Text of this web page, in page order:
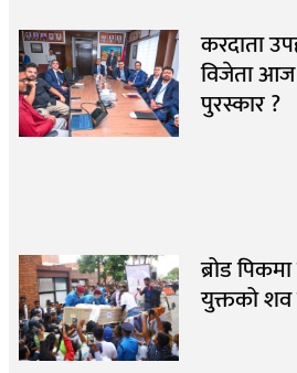
करदाता
विजेता
पुरस्कार ?
ब्रोड
युक्तको शव